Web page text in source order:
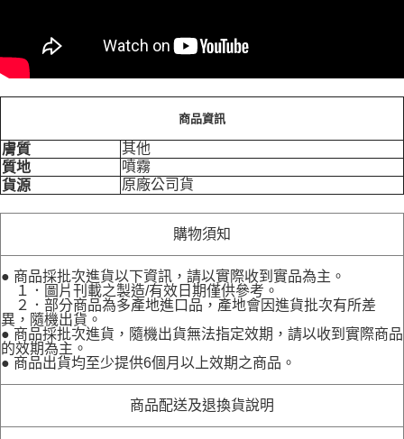
商品資訊
膚質
其他
質地
噴霧
貨源
原廠公司貨
購物須知
● 商品採批次進貨以下資訊，請以實際收到實品為主。
１．圖片刊載之製造/有效日期僅供參考。
２．部分商品為多產地進口品，產地會因進貨批次有所差
異，隨機出貨。
● 商品採批次進貨，隨機出貨無法指定效期，請以收到實際商品
的效期為主。
● 商品出貨均至少提供6個月以上效期之商品。
商品配送及退換貨說明